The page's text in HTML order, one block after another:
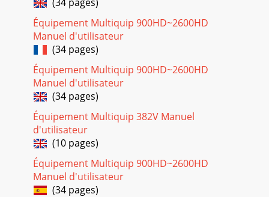
MANUAL — REV. #0 (03/22/10) — PAGE 7 ALWAYS use
proper lifting techniques whenusing the the vibr
Page 19
PAGE 8 — CV/SVA-SERIES VIBRATOR HEADS — OPERATION
AND PARTS MANUAL — REV. #0 (03/22/10)6. Immerse the
head for 5 to 10 seconds, (until air stops risin
Page 20 - HERE’S HOW TO GET HELP
CV/SVA-SERIES VIBRATOR HEADS — OPERATION AND PARTS
MANUAL — REV. #0 (03/22/10) — PAGE
9MAINTENANCEFigure 3. Head PartsMAINTENANCEThe
vibrator heads
Équipement Multiquip 900HD~2600HD
Manuel d'utilisateur
(34 pages)
Équipement Multiquip 900HD~2600HD
Manuel d'utilisateur
(34 pages)
Équipement Multiquip 382V Manuel
d'utilisateur
(10 pages)
Équipement Multiquip 900HD~2600HD
Manuel d'utilisateur
(34 pages)